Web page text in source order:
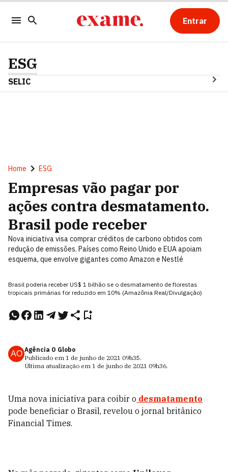
Entrar
ESG
SELIC
Home ESG
Empresas vão pagar por
ações contra desmatamento.
Brasil pode receber
Nova iniciativa visa comprar créditos de carbono obtidos com
redução de emissões. Países como Reino Unido e EUA apoiam
esquema, que envolve gigantes como Amazon e Nestlé
Brasil poderia receber US$ 1 bilhão se o desmatamento de florestas
tropicais primárias for reduzido em 10% (Amazônia Real/Divulgação)
AO Agência O Globo
Publicado em 1 de junho de 2021 09h35.
Última atualização em 1 de junho de 2021 09h36.
Uma nova iniciativa para coibir o desmatamento
pode beneficiar o Brasil, revelou o jornal britânico
Financial Times.